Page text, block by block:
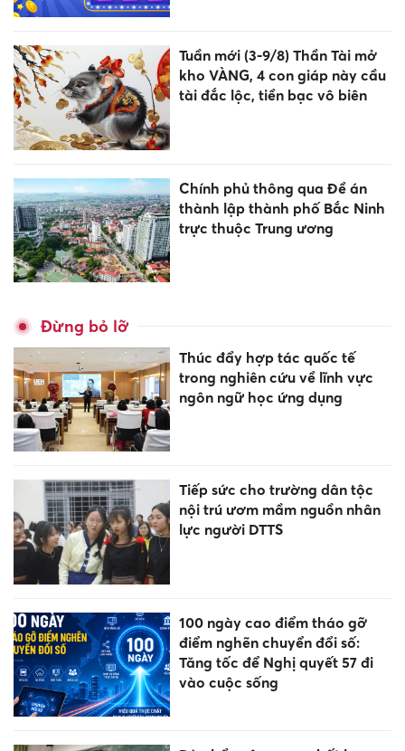
Tuần mới (3-9/8) Thần Tài mở
kho VÀNG, 4 con giáp này cầu
tài đắc lộc, tiền bạc vô biên
Chính phủ thông qua Đề án
thành lập thành phố Bắc Ninh
trực thuộc Trung ương
Đừng bỏ lỡ
Thúc đẩy hợp tác quốc tế
trong nghiên cứu về lĩnh vực
ngôn ngữ học ứng dụng
Tiếp sức cho trường dân tộc
nội trú ươm mầm nguồn nhân
lực người DTTS
100 ngày cao điểm tháo gỡ
điểm nghẽn chuyển đổi số:
Tăng tốc để Nghị quyết 57 đi
vào cuộc sống